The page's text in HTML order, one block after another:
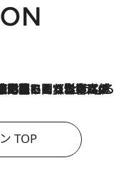
ジ料の高値が続いている」ホルムズ海峡封鎖による影響はいつまで続く？《エネルギー専門家に聞く“どうなる日本の暮らし”》
TOP